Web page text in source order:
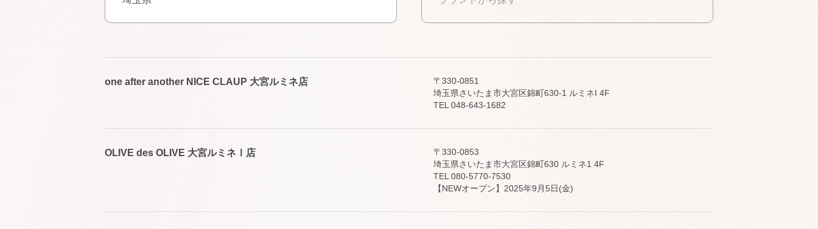
one after another NICE CLAUP 大宮ルミネ店
〒330-0851
埼玉県さいたま市大宮区錦町630-1 ルミネI 4F
TEL 048-643-1682
OLIVE des OLIVE 大宮ルミネⅠ店
〒330-0853
埼玉県さいたま市大宮区錦町630 ルミネ1 4F
TEL 080-5770-7530
【NEWオープン】2025年9月5日(金)